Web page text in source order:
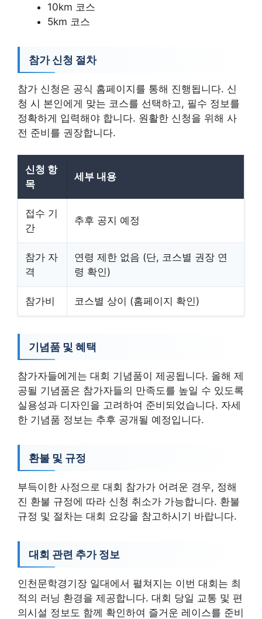
10km 코스
5km 코스
참가 신청 절차
참가 신청은 공식 홈페이지를 통해 진행됩니다. 신
청 시 본인에게 맞는 코스를 선택하고, 필수 정보를
정확하게 입력해야 합니다. 원활한 신청을 위해 사
전 준비를 권장합니다.
신청 항
목
세부 내용
접수 기
간
추후 공지 예정
참가 자
격
연령 제한 없음 (단, 코스별 권장 연
령 확인)
참가비 코스별 상이 (홈페이지 확인)
기념품 및 혜택
참가자들에게는 대회 기념품이 제공됩니다. 올해 제
공될 기념품은 참가자들의 만족도를 높일 수 있도록
실용성과 디자인을 고려하여 준비되었습니다. 자세
한 기념품 정보는 추후 공개될 예정입니다.
환불 및 규정
부득이한 사정으로 대회 참가가 어려운 경우, 정해
진 환불 규정에 따라 신청 취소가 가능합니다. 환불
규정 및 절차는 대회 요강을 참고하시기 바랍니다.
대회 관련 추가 정보
인천문학경기장 일대에서 펼쳐지는 이번 대회는 최
적의 러닝 환경을 제공합니다. 대회 당일 교통 및 편
의시설 정보도 함께 확인하여 즐거운 레이스를 준비